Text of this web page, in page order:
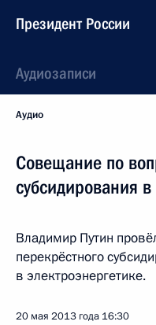
Президент России
Аудиозаписи
Аудио
Совещание по
субсидирования
Владимир Путин
перекрёстного
в электроэнергетике.
20 мая 2013 года 16:30